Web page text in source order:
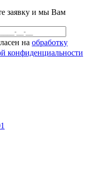
заявку и мы Вам
на обработку
конфиденциальности